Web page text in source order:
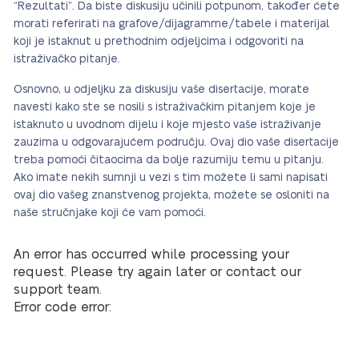
“Rezultati”. Da biste diskusiju učinili potpunom, također ćete
morati referirati na grafove/dijagramme/tabele i materijal
koji je istaknut u prethodnim odjeljcima i odgovoriti na
istraživačko pitanje.
Osnovno, u odjeljku za diskusiju vaše disertacije, morate
navesti kako ste se nosili s istraživačkim pitanjem koje je
istaknuto u uvodnom dijelu i koje mjesto vaše istraživanje
zauzima u odgovarajućem području. Ovaj dio vaše disertacije
treba pomoći čitaocima da bolje razumiju temu u pitanju.
Ako imate nekih sumnji u vezi s tim možete li sami napisati
ovaj dio vašeg znanstvenog projekta, možete se osloniti na
naše stručnjake koji će vam pomoći.
An error has occurred while processing your
request. Please try again later or contact our
support team.
Error code error: